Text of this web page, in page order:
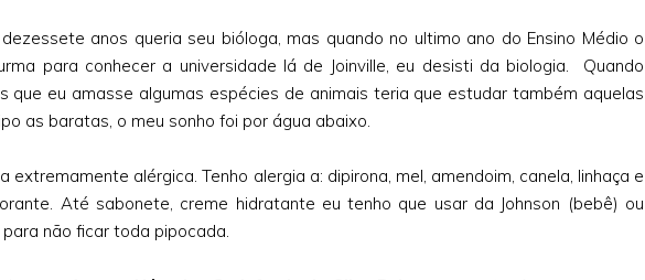
anos queria seu bióloga, mas quando no ultimo ano do Ensino Médio o
para conhecer a universidade lá de Joinville, eu desisti da biologia. Quando
que eu amasse algumas espécies de animais teria que estudar também aquelas
as baratas, o meu sonho foi por água abaixo.
extremamente alérgica. Tenho alergia a: dipirona, mel, amendoim, canela, linhaça e
Até sabonete, creme hidratante eu tenho que usar da Johnson (bebê) ou
não ficar toda pipocada.